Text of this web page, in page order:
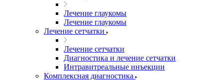
Лечение глаукомы
Лечение глаукомы
Лечение сетчатки
Лечение сетчатки
Диагностика и лечение сетчатки
Интравитреальные инъекции
Комплексная диагностика